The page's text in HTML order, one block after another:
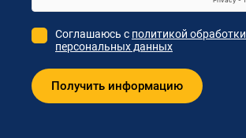
Соглашаюсь с политикой обработки
персональных данных